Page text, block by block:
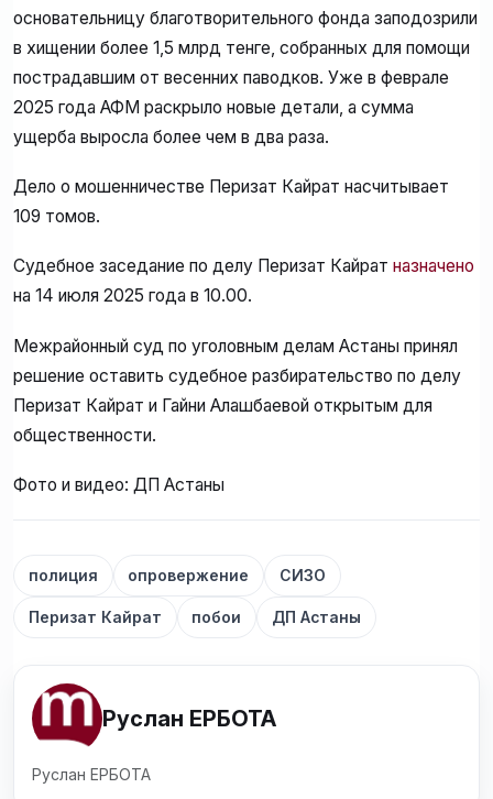
основательницу благотворительного фонда заподозрили
в хищении более 1,5 млрд тенге, собранных для помощи
пострадавшим от весенних паводков. Уже в феврале
2025 года АФМ раскрыло новые детали, а сумма
ущерба выросла более чем в два раза.
Дело о мошенничестве Перизат Кайрат насчитывает
109 томов.
Судебное заседание по делу Перизат Кайрат назначено
на 14 июля 2025 года в 10.00.
Межрайонный суд по уголовным делам Астаны принял
решение оставить судебное разбирательство по делу
Перизат Кайрат и Гайни Алашбаевой открытым для
общественности.
Фото и видео: ДП Астаны
полиция опровержение СИЗО
Перизат Кайрат побои ДП Астаны
Руслан ЕРБОТА
Руслан ЕРБОТА